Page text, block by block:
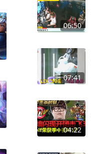
06:50
07:41
04:22